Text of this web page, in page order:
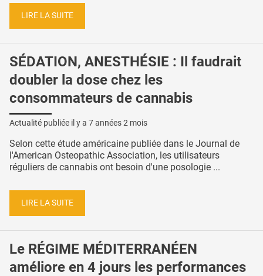
LIRE LA SUITE
SÉDATION, ANESTHÉSIE : Il faudrait
doubler la dose chez les
consommateurs de cannabis
Actualité publiée il y a 7 années 2 mois
Selon cette étude américaine publiée dans le Journal de
l'American Osteopathic Association, les utilisateurs
réguliers de cannabis ont besoin d'une posologie ...
LIRE LA SUITE
Le RÉGIME MÉDITERRANÉEN
améliore en 4 jours les performances